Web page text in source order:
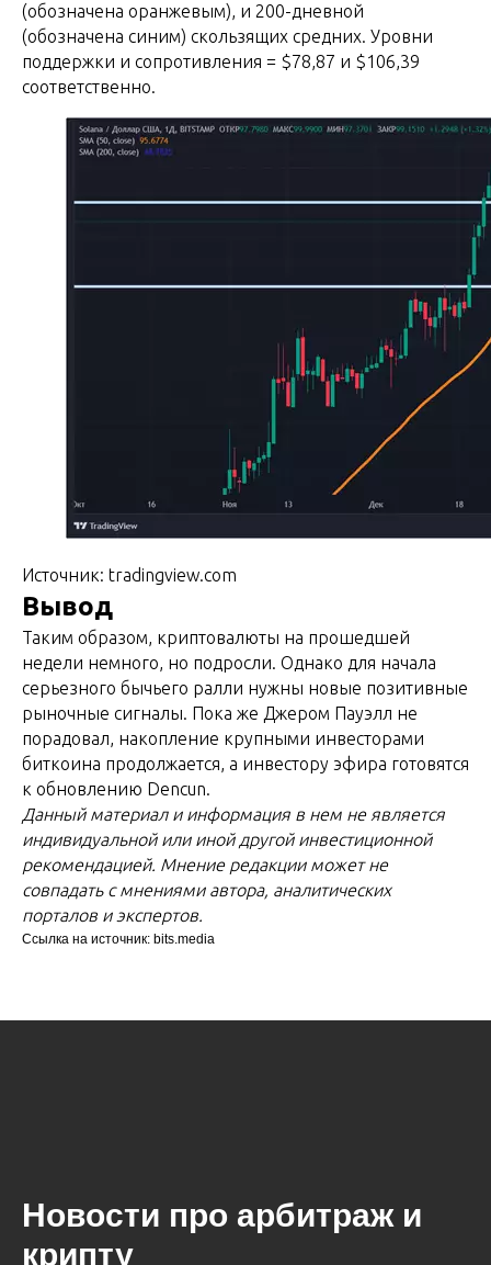
(обозначена оранжевым), и 200-дневной
(обозначена синим) скользящих средних. Уровни
поддержки и сопротивления = $78,87 и $106,39
соответственно.
Источник: tradingview.com
Вывод
Таким образом, криптовалюты на прошедшей
недели немного, но подросли. Однако для начала
серьезного бычьего ралли нужны новые позитивные
рыночные сигналы. Пока же Джером Пауэлл не
порадовал, накопление крупными инвесторами
биткоина продолжается, а инвестору эфира готовятся
к обновлению Dencun.
Данный материал и информация в нем не является
индивидуальной или иной другой инвестиционной
рекомендацией. Мнение редакции может не
совпадать с мнениями автора, аналитических
порталов и экспертов.
Ссылка на источник: bits.media
Новости про арбитраж и
крипту